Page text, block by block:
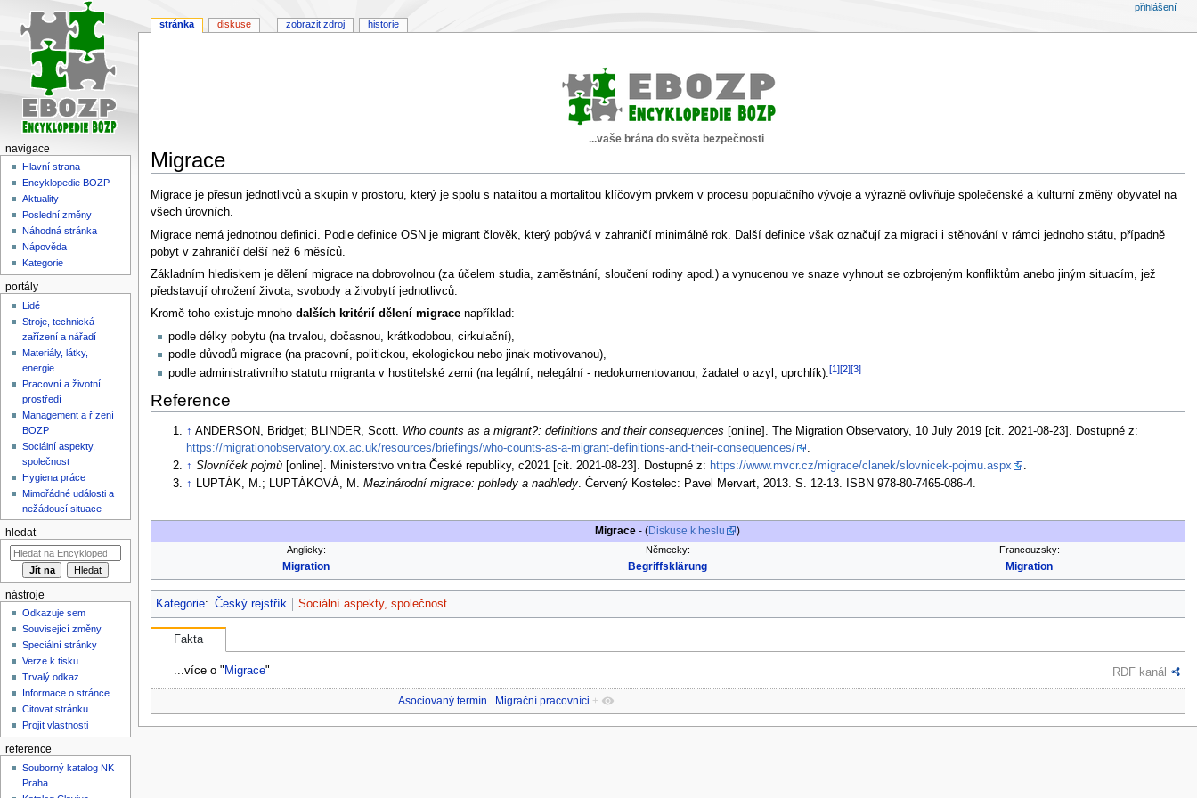
...vaše brána do světa bezpečnosti
Migrace
Skočit
na
navigaci
Skočit
na
vyhledávání
Migrace je přesun jednotlivců a skupin v prostoru, který je spolu s natalitou a mortalitou klíčovým prvkem v procesu populačního vývoje a výrazně ovlivňuje společenské a kulturní změny obyvatel na
všech úrovních.
Migrace nemá jednotnou definici. Podle definice OSN je migrant člověk, který pobývá v zahraničí minimálně rok. Další definice však označují za migraci i stěhování v rámci jednoho státu, případně
pobyt v zahraničí delší než 6 měsíců.
Základním hlediskem je dělení migrace na dobrovolnou (za účelem studia, zaměstnání, sloučení rodiny apod.) a vynucenou ve snaze vyhnout se ozbrojeným konfliktům anebo jiným situacím, jež
představují ohrožení života, svobody a živobytí jednotlivců.
Kromě toho existuje mnoho dalších kritérií dělení migracenapříklad:
podle délky pobytu (na trvalou, dočasnou, krátkodobou, cirkulační),
podle důvodů migrace (na pracovní, politickou, ekologickou nebo jinak motivovanou),
podle administrativního statutu migranta v hostitelské zemi (na legální, nelegální - nedokumentovanou, žadatel o azyl, uprchlík).[1][2][3]
Reference
↑ ANDERSON, Bridget; BLINDER, Scott. Who counts as a migrant?: definitions and their consequences [online]. The Migration Observatory, 10 July 2019 [cit. 2021-08-23]. Dostupné z:
https://migrationobservatory.ox.ac.uk/resources/briefings/who-counts-as-a-migrant-definitions-and-their-consequences/
↑ Slovníček pojmů [online]. Ministerstvo vnitra České republiky, c2021 [cit. 2021-08-23]. Dostupné z: https://www.mvcr.cz/migrace/clanek/slovnicek-pojmu.aspx
.
↑ LUPTÁK, M.; LUPTÁKOVÁ, M.Mezinárodní migrace: pohledy a nadhledy. Červený Kostelec: Pavel Mervart, 2013. S. 12-13. ISBN 978-80-7465-086-4.
Migrace - (Diskuse k heslu )
Anglicky: Německy: Francouzsky:
Migration Begriffsklärung Migration
Kategorie: Český rejstřík Sociální aspekty, společnost
Fakta
...více o " Migrace" RDF kanál
Asociovaný termín Migrační pracovníci +
stránka diskuse zobrazit zdroj historie
přihlášení
navigace
Hlavní strana
Encyklopedie BOZP
Aktuality
Poslední změny
Náhodná stránka
Nápověda
Kategorie
portály
Lidé
Stroje, technická
zařízení a nářadí
Materiály, látky,
energie
Pracovní a životní
prostředí
Management a řízení
BOZP
Sociální aspekty,
společnost
Hygiena práce
Mimořádné události a
nežádoucí situace
hledat
nástroje
Odkazuje sem
Související změny
Speciální stránky
Verze k tisku
Trvalý odkaz
Informace o stránce
Citovat stránku
Projít vlastnosti
reference
Souborný katalog NK
Praha